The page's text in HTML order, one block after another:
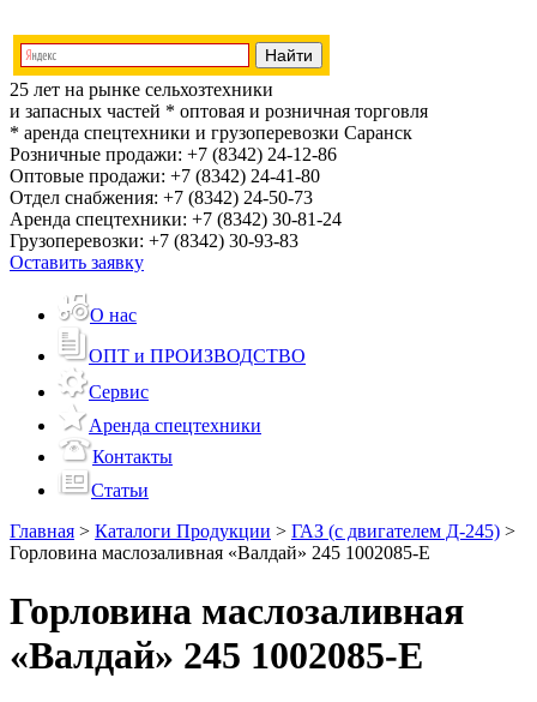
25 лет на рынке сельхозтехники
и запасных частей * оптовая и розничная торговля
* аренда спецтехники и грузоперевозки Саранск
Розничные продажи: +7 (8342) 24-12-86
Оптовые продажи: +7 (8342) 24-41-80
Отдел снабжения: +7 (8342) 24-50-73
Аренда спецтехники: +7 (8342) 30-81-24
Грузоперевозки: +7 (8342) 30-93-83
Оставить заявку
О нас
ОПТ и ПРОИЗВОДСТВО
Сервис
Аренда спецтехники
Контакты
Статьи
Главная > Каталоги Продукции > ГАЗ (с двигателем Д-245) >
Горловина маслозаливная «Валдай» 245 1002085-Е
Горловина маслозаливная
«Валдай» 245 1002085-Е